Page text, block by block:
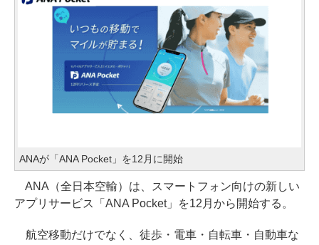
ANAが「ANA Pocket」を12月に開始
ANA（全日本空輸）は、スマートフォン向けの新しい
アプリサービス「ANA Pocket」を12月から開始する。
航空移動だけでなく、徒歩・電車・自転車・自動車な